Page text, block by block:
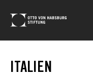
ITALIEN